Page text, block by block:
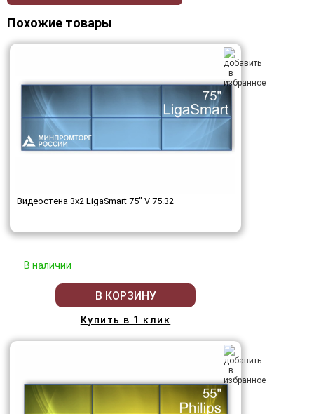
Похожие товары
Видеостена 3x2 LigaSmart 75" V 75.32
В наличии
В КОРЗИНУ
Купить в 1 клик